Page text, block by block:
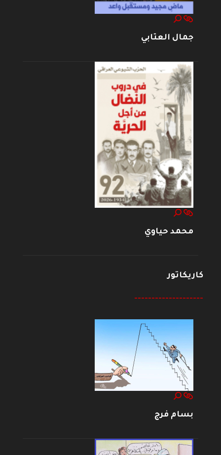
جمال العتابي
محمد حياوي
كاريكاتور
--------------------
بسام فرج